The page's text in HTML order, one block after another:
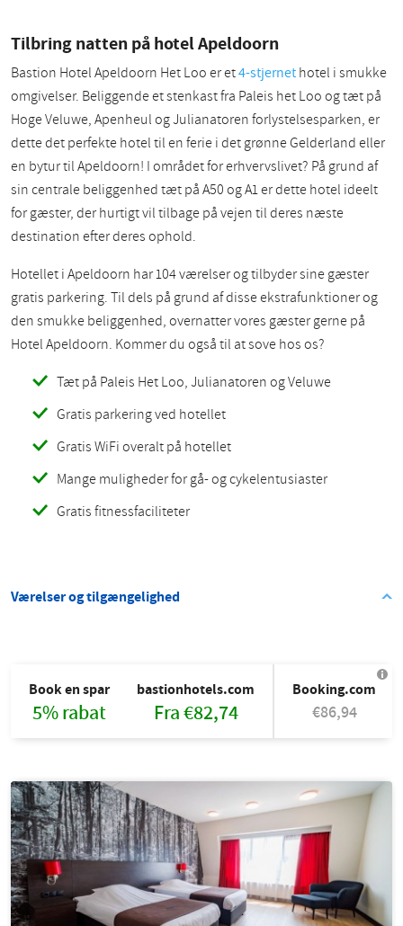
Tilbring natten på hotel Apeldoorn
Bastion Hotel Apeldoorn Het Loo er et4-stjernethotel i smukke
omgivelser. Beliggende et stenkast fra Paleis het Loo og tæt på
Hoge Veluwe, Apenheul og Julianatoren forlystelsesparken, er
dette det perfekte hotel til en ferie i det grønne Gelderland eller
en bytur til Apeldoorn! I området for erhvervslivet? På grund af
sin centrale beliggenhed tæt på A50 og A1 er dette hotel ideelt
for gæster, der hurtigt vil tilbage på vejen til deres næste
destination efter deres ophold.
Hotellet i Apeldoorn har 104 værelser og tilbyder sine gæster
gratis parkering. Til dels på grund af disse ekstrafunktioner og
den smukke beliggenhed, overnatter vores gæster gerne på
Hotel Apeldoorn. Kommer du også til at sove hos os?
Tæt på Paleis Het Loo, Julianatoren og Veluwe
Gratis parkering ved hotellet
Gratis WiFi overalt på hotellet
Mange muligheder for gå- og cykelentusiaster
Gratis fitnessfaciliteter
Værelser og tilgængelighed
Book en spar
5% rabat
bastionhotels.com
Fra €82,74
Booking.com
€86,94